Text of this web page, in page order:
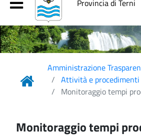
Provincia di Terni
Amministrazione
Attività e procedimenti
Monitoraggio tempi
Monitoraggio tempi